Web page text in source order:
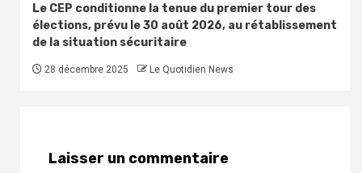
Le CEP conditionne la tenue du premier tour des
élections, prévu le 30 août 2026, au rétablissement
de la situation sécuritaire
28 décembre 2025 Le Quotidien News
Laisser un commentaire